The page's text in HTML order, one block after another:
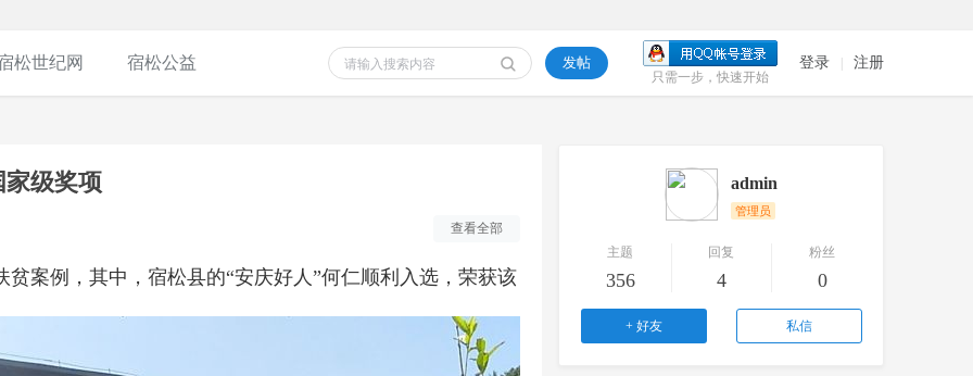
注册
登录
只需一步，快速开始
发帖
松世纪网 宿松公益
级奖项
查看全部
案例，其中，宿松县的“安庆好人”何仁顺利入选，荣获该
admin
管理员
主题
356
回复
4
粉丝
0
+ 好友 私信